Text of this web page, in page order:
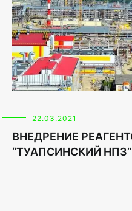
22.03.2021
ВНЕДРЕНИЕ
“ТУАПСИНСКИЙ НПЗ”